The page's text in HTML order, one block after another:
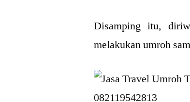
Disamping itu,
melakukan umroh